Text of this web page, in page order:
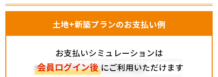
土地+新築プランのお支払い例
お支払いシミュレーションは
会員ログイン後にご利用いただけます